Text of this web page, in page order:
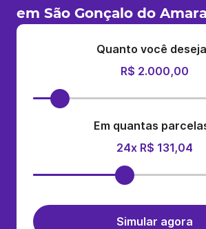
em São Gonçalo do
Quanto você
R$ 2.000,00
Em quantas
24x R$ 131,04
Simular agora